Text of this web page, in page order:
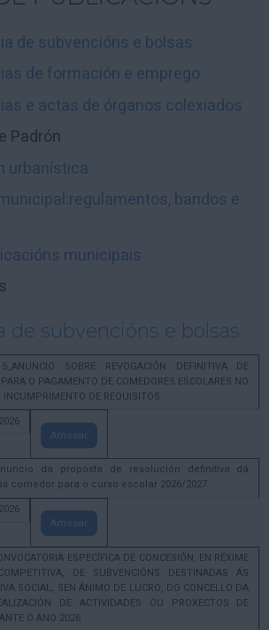
de subvencións e bolsas
de formación e emprego
e actas de órganos colexiados
Padrón
urbanística
bandos e
municipais
de subvencións e bolsas
SOBRE REVOGACIÓN DEFINITIVA DE
O PAGAMENTO DE COMEDORES ESCOLARES NO
DE REQUISITOS
Amosar
da proposta de resolución definitiva dá
comedor para o curso escolar 2026/2027.
Amosar
ESPECÍFICA DE CONCESIÓN, EN RÉXIME
DE SUBVENCIÓNS DESTINADAS ÁS
SOCIAL, SEN ÁNIMO DE LUCRO, DO CONCELLO DA
DE ACTIVIDADES OU PROXECTOS DE
O ANO 2026